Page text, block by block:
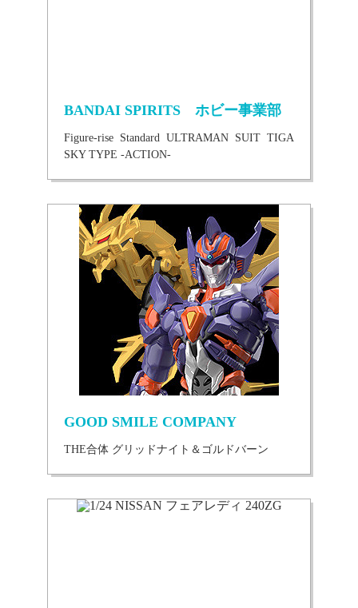
BANDAI SPIRITS ホビー事業部
Figure-rise Standard ULTRAMAN SUIT TIGA
SKY TYPE -ACTION-
GOOD SMILE COMPANY
THE合体 グリッドナイト＆ゴルドバーン